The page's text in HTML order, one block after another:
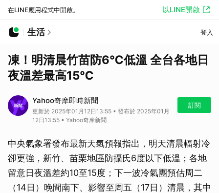
在LINE應用程式中開啟。 以LINE開啟
生活 登入
凍！明清晨竹苗防6℃低溫 全台各地日
夜溫差最高15℃
Yahoo奇摩即時新聞
更新於 2025年01月12日13:55 • 發布於 2025年01月
12日13:55 • Yahoo奇摩新聞
訂閱
中央氣象署發布最新天氣預報指出，明天清晨輻射冷
卻更強，新竹、苗栗地區防攝氏6度以下低溫；各地
留意日夜溫差約10至15度；下一波冷氣團預估周二
（14日）晚間南下、影響至周五（17日）清晨，其中